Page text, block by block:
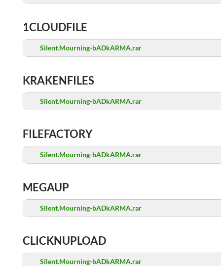
1CLOUDFILE
Silent.Mourning-bADkARMA.rar
KRAKENFILES
Silent.Mourning-bADkARMA.rar
FILEFACTORY
Silent.Mourning-bADkARMA.rar
MEGAUP
Silent.Mourning-bADkARMA.rar
CLICKNUPLOAD
Silent.Mourning-bADkARMA.rar